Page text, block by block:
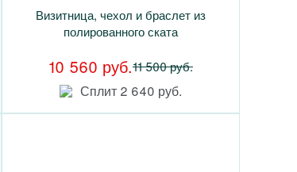
Визитница, чехол и браслет из
полированного ската
10 560 руб.11 500 руб.
Сплит 2 640 руб.